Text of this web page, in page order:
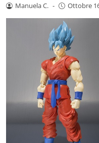
Manuela C. - Ottobre